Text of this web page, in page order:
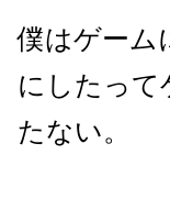
僕はゲーム
にしたって
たない。